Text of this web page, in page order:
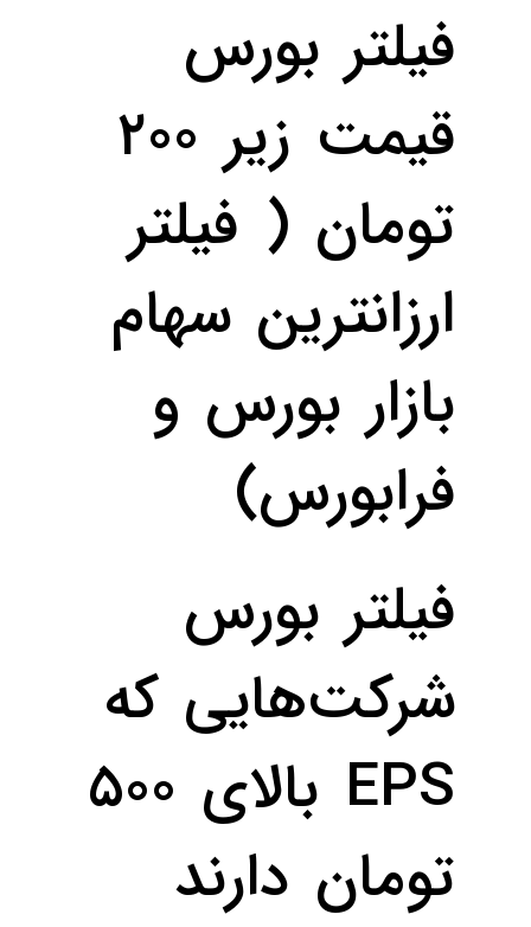
فیلتر بورس
قیمت‌ زیر ۲۰۰
تومان ( فیلتر
ارزانترین سهام
بازار بورس و
فرابورس)
فیلتر بورس
شرکت‌هایی که
EPS بالای ۵۰۰
تومان دارند